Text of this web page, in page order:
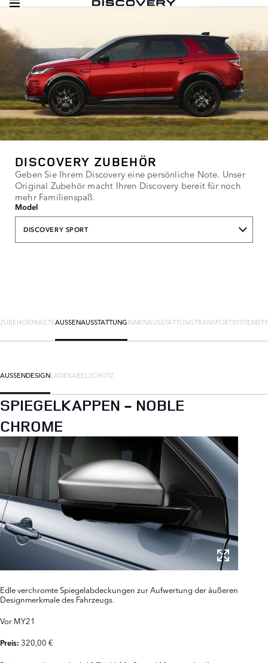
DISCOVERY ZUBEHÖR
Geben Sie Ihrem Discovery eine persönliche Note. Unser
Original Zubehör macht Ihren Discovery bereit für noch
mehr Familienspaß.
Model
DISCOVERY SPORT
ZUBEHÖRPAKETEAUSSENAUSSTATTUNG INNENAUSSTATTUNGTRANSPORTSYSTEME
AUSSENDESIGN LADEKABEL SCHUTZ
SPIEGELKAPPEN - NOBLE
CHROME
Edle verchromte Spiegelabdeckungen zur Aufwertung der äußeren
Designmerkmale des Fahrzeugs.
Vor MY21
Preis: 320,00 €